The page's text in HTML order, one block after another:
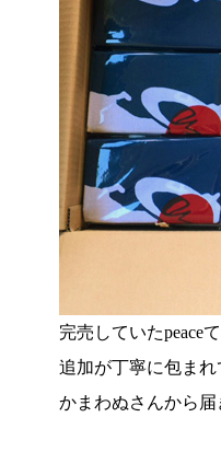
完売していたpeace
追加が丁寧に包まれ
かまわぬさんから